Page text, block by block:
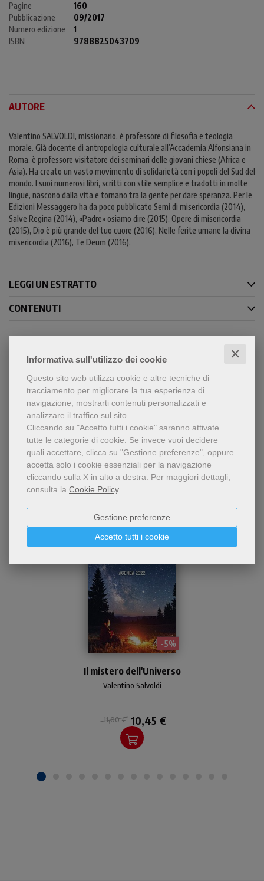
Informativa sull'utilizzo dei cookie ✕
Questo sito web utilizza cookie e altre tecniche di
tracciamento per migliorare la tua esperienza di
navigazione, mostrarti contenuti personalizzati e
analizzare il traffico sul sito.
Cliccando su "Accetto tutti i cookie" saranno attivate
tutte le categorie di cookie. Se invece vuoi decidere
quali accettare, clicca su "Gestione preferenze", oppure
accetta solo i cookie essenziali per la navigazione
cliccando sulla X in alto a destra. Per maggiori dettagli,
consulta la Cookie Policy.
Accetto tutti i cookie
Gestione preferenze
Pagine
160
Pubblicazione
09/2017
Numero edizione
1
ISBN
9788825043709
AUTORE
Valentino SALVOLDI, missionario, è professore di filosofia e teologia
morale. Già docente di antropologia culturale all’Accademia Alfonsiana in
Roma, è professore visitatore dei seminari delle giovani chiese (Africa e
Asia). Ha creato un vasto movimento di solidarietà con i popoli del Sud del
mondo. I suoi numerosi libri, scritti con stile semplice e tradotti in molte
lingue, nascono dalla vita e tornano tra la gente per dare speranza. Per le
Edizioni Messaggero ha da poco pubblicato Semi di misericordia (2014),
Salve Regina (2014), «Padre» osiamo dire (2015), Opere di misericordia
(2015), Dio è più grande del tuo cuore (2016), Nelle ferite umane la divina
misericordia (2016), Te Deum (2016).
LEGGI UN ESTRATTO
CONTENUTI
Condividi
Dello stesso autore
- 5%
2022. Tema: universo,
scienza e fede.
Valentino Salvoldi
Il mistero dell'Universo
11,00 € 10,45 €